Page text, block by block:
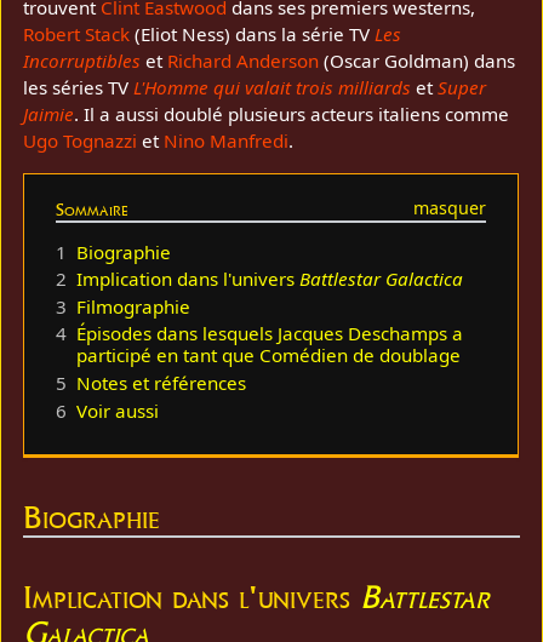
trouvent Clint Eastwood dans ses premiers westerns,
Robert Stack (Eliot Ness) dans la série TVLes
Incorruptibles et Richard Anderson (Oscar Goldman) dans
les séries TVL'Homme qui valait trois milliards etSuper
Jaimie. Il a aussi doublé plusieurs acteurs italiens comme
Ugo Tognazzi et Nino Manfredi.
Sommaire
1 Biographie
2 Implication dans l'universBattlestar Galactica
3 Filmographie
4 Épisodes dans lesquels Jacques Deschamps a
participé en tant que Comédien de doublage
5 Notes et références
6 Voir aussi
Biographie
Implication dans l'univers Battlestar
Galactica